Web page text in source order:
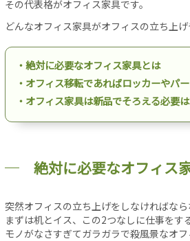
その代表格がオフィス家具です。
どんなオフィス家具がオフィスの立ち上
・絶対に必要なオフィス家具とは
・オフィス移転であればロッカーやパ
・オフィス家具は新品でそろえる必要
絶対に必要なオフィス
突然オフィスの立ち上げをしなければな
まずは机とイス、この2つなしに仕事をす
モノがなさすぎてガラガラで殺風景なオ